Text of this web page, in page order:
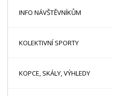
INFO NÁVŠTĚVNÍKŮM
KOLEKTIVNÍ SPORTY
KOPCE, SKÁLY, VÝHLEDY